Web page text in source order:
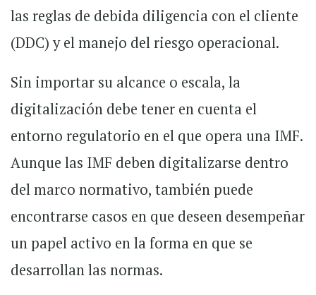
las reglas de debida diligencia con el cliente
(DDC) y el manejo del riesgo operacional.
Sin importar su alcance o escala, la
digitalización debe tener en cuenta el
entorno regulatorio en el que opera una IMF.
Aunque las IMF deben digitalizarse dentro
del marco normativo, también puede
encontrarse casos en que deseen desempeñar
un papel activo en la forma en que se
desarrollan las normas.